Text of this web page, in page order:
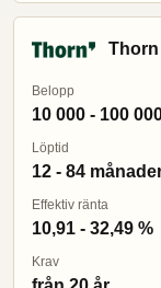
Thorn
Belopp
10 000 - 100
Löptid
12 - 84
Effektiv ränta
10,91 - 32,49 %
Krav